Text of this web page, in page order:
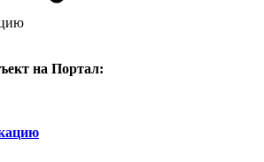
на Портал: